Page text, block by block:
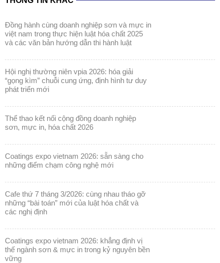
đồng hành cùng doanh nghiệp sơn và mực in
việt nam trong thực hiện luật hóa chất 2025
và các văn bản hướng dẫn thi hành luật
hội nghị thường niên vpia 2026: hóa giải
“gọng kìm” chuỗi cung ứng, định hình tư duy
phát triển mới
thể thao kết nối cộng đồng doanh nghiệp
sơn, mực in, hóa chất 2026
coatings expo vietnam 2026: sẵn sàng cho
những điểm chạm công nghệ mới
cafe thứ 7 tháng 3/2026: cùng nhau tháo gỡ
những “bài toán” mới của luật hóa chất và
các nghị định
coatings expo vietnam 2026: khẳng định vị
thế ngành sơn & mực in trong kỷ nguyên bền
vững